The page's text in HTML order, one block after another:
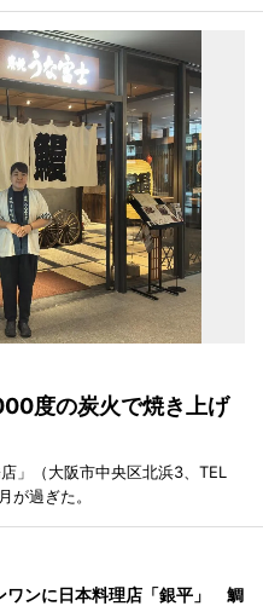
度の炭火で焼き上げ
」（大阪市中央区北浜3、TEL
過ぎた。
ワンに日本料理店「銀平」 鯛